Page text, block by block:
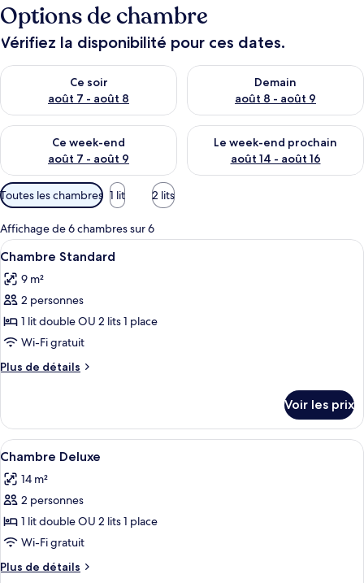
Options de chambre
Vérifiez la disponibilité pour ces dates.
Ce soir
août 7 - août 8
Vérifier la disponibilité pour ce soir août 7 - août 8
Demain
août 8 - août 9
Vérifier la disponibilité pour
Ce week-end
août 7 - août 9
Vérifier la disponibilité pour ce week-end août 7 - août 9
Le week-end prochain
août 14 - août 16
Vérifier la disponibilité pour
Filtres
disponibles
pour
les
chambres
Toutes les chambres 1 lit 2 lits
Affichage de 6 chambres sur 6
Afficher
toutes
les
photos
pour
ce
type
de
Chambre
Standard
Une chambre d’hôtel équipée d’un
3
Chambre Standard
9 m²
2 personnes
1 lit double OU 2 lits 1 place
Wi-Fi gratuit
Plus de détails
Plus
le
type
de
Chambre
Standard
Voir les prix
Afficher
toutes
les
photos
pour
ce
type
de
Une chambre moderne avec un
4
Chambre Deluxe
14 m²
2 personnes
1 lit double OU 2 lits 1 place
Wi-Fi gratuit
Plus de détails
Plus